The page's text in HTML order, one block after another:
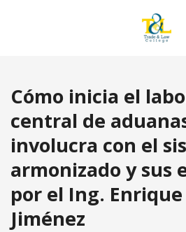
Cómo inicia el
central de
involucra con el
armonizado y sus
por el Ing.
Jiménez